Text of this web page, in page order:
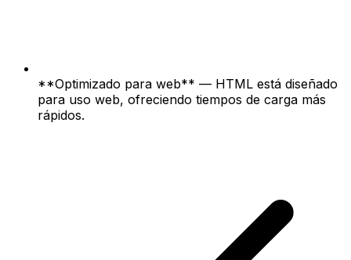
**Optimizado para web** — HTML está diseñado
para uso web, ofreciendo tiempos de carga más
rápidos.